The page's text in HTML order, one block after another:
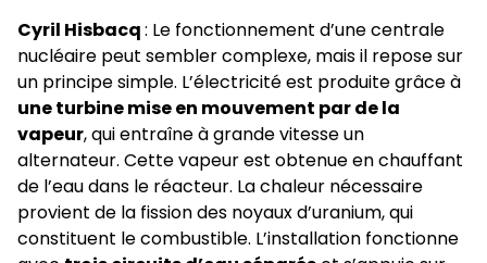
Cyril Hisbacq: Le fonctionnement d’une centrale
nucléaire peut sembler complexe, mais il repose sur
un principe simple. L’électricité est produite grâce à
une turbine mise en mouvement par de la
vapeur, qui entraîne à grande vitesse un
alternateur. Cette vapeur est obtenue en chauffant
de l’eau dans le réacteur. La chaleur nécessaire
provient de la fission des noyaux d’uranium, qui
constituent le combustible. L’installation fonctionne